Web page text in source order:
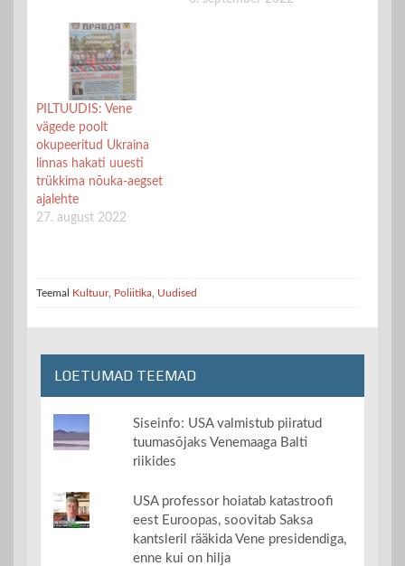
PILTUUDIS: Vene
vägede poolt
okupeeritud Ukraina
linnas hakati uuesti
trükkima nõuka-aegset
ajalehte
27. august 2022
Teemal Kultuur, Poliitika Uudised
LOETUMAD TEEMAD
Siseinfo: USA valmistub piiratud
tuumasõjaks Venemaaga Balti
riikides
USA professor hoiatab katastroofi
eest Euroopas, soovitab Saksa
kantsleril rääkida Vene presidendiga,
enne kui on hilja